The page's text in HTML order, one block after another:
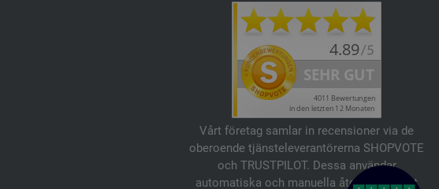
Vårt företag samlar in recensioner via de
oberoende tjänsteleverantörerna SHOPVOTE
och TRUSTPILOT. Dessa använder
automatiska och manuella åtgärder för att